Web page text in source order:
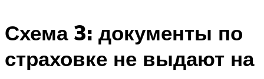
Схема 3: документы по
страховке не выдают на